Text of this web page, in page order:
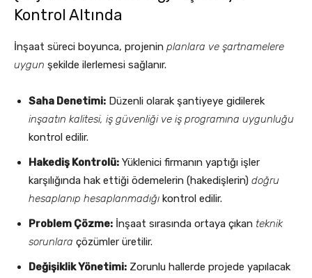
Kontrol Altında
İnşaat süreci boyunca, projenin planlara ve şartnamelere
uygun şekilde ilerlemesi sağlanır.
Saha Denetimi: Düzenli olarak şantiyeye gidilerek
inşaatın kalitesi, iş güvenliği ve iş programına uygunluğu
kontrol edilir.
Hakediş Kontrolü: Yüklenici firmanın yaptığı işler
karşılığında hak ettiği ödemelerin (hakedişlerin) doğru
hesaplanıp hesaplanmadığı kontrol edilir.
Problem Çözme: İnşaat sırasında ortaya çıkan teknik
sorunlara çözümler üretilir.
Değişiklik Yönetimi: Zorunlu hallerde projede yapılacak